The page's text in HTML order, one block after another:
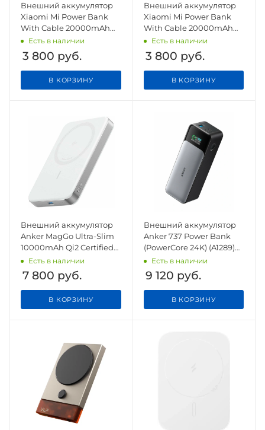
Внешний аккумулятор
Xiaomi Mi Power Bank
With Cable 20000mAh
67W PB2067 Light Grey
CN
Есть в наличии
3 800 руб.
В КОРЗИНУ
Внешний аккумулятор
Xiaomi Mi Power Bank
With Cable 20000mAh
67W PB2067 Light Blue
CN
Есть в наличии
3 800 руб.
В КОРЗИНУ
Внешний аккумулятор
Anker MagGo Ultra-Slim
10000mAh Qi2 Certified
15W/30W белый
Есть в наличии
7 800 руб.
В КОРЗИНУ
Внешний аккумулятор
Anker 737 Power Bank
(PowerCore 24K) (A1289)
черный
Есть в наличии
9 120 руб.
В КОРЗИНУ